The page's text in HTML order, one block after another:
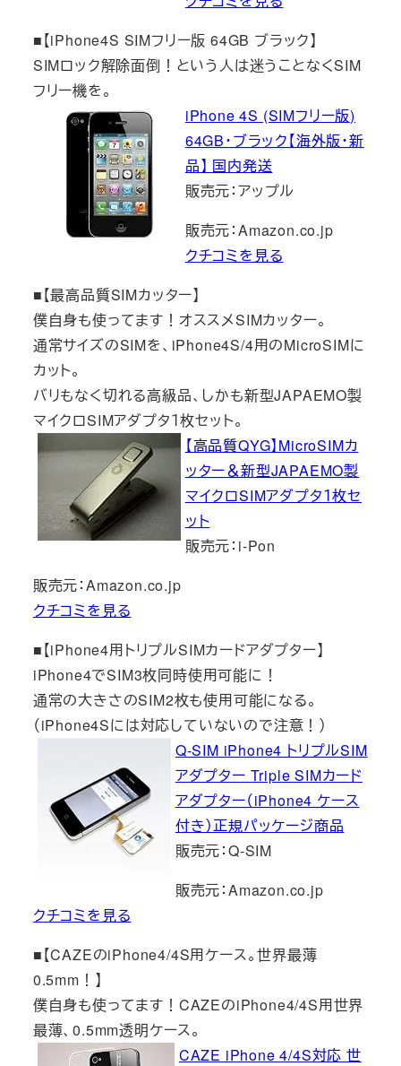
■【iPhone4S SIMフリー版 64GB ブラック】
SIMロック解除面倒！という人は迷うことなくSIM
フリー機を。
iPhone 4S (SIMフリー版)
64GB・ブラック【海外版・新
品】 国内発送
販売元：アップル
販売元：Amazon.co.jp
クチコミを見る
■【最高品質SIMカッター】
僕自身も使ってます！オススメSIMカッター。
通常サイズのSIMを、iPhone4S/4用のMicroSIMに
カット。
バリもなく切れる高級品、しかも新型JAPAEMO製
マイクロSIMアダプタ１枚セット。
【高品質QYG】MicroSIMカ
ッター＆新型JAPAEMO製
マイクロSIMアダプタ１枚セ
ット
販売元：i-Pon
販売元：Amazon.co.jp
クチコミを見る
■【iPhone4用トリプルSIMカードアダプター】
iPhone4でSIM3枚同時使用可能に！
通常の大きさのSIM2枚も使用可能になる。
（iPhone4Sには対応していないので注意！）
Q-SIM iPhone4 トリプルSIM
アダプター Triple SIMカード
アダプター（iPhone4 ケース
付き）正規パッケージ商品
販売元：Q-SIM
販売元：Amazon.co.jp
クチコミを見る
■【CAZEのiPhone4/4S用ケース。世界最薄
0.5mm！】
僕自身も使ってます！CAZEのiPhone4/4S用世界
最薄、0.5mm透明ケース。
CAZE iPhone 4/4S対応 世